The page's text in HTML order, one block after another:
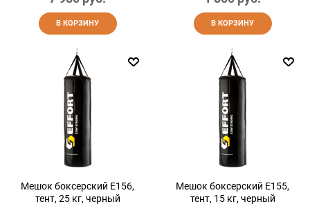
В КОРЗИНУ В КОРЗИНУ
Мешок боксерский E156,
тент, 25 кг, черный
Мешок боксерский E155,
тент, 15 кг, черный